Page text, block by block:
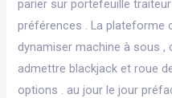
parier sur portefeuille
préférences . La plateforme
dynamiser machine à sous
admettre blackjack et roue
options . au jour le jour